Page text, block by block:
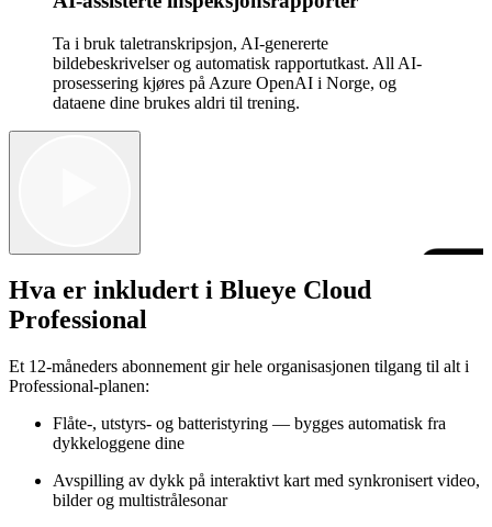
Ta i bruk taletranskripsjon, AI-genererte
bildebeskrivelser og automatisk rapportutkast. All AI-
prosessering kjøres på Azure OpenAI i Norge, og
dataene dine brukes aldri til trening.
Hva er inkludert i Blueye Cloud
Professional
Et 12-måneders abonnement gir hele organisasjonen tilgang til alt i
Professional-planen:
Flåte-, utstyrs- og batteristyring — bygges automatisk fra
dykkeloggene dine
Avspilling av dykk på interaktivt kart med synkronisert video,
bilder og multistrålesonar